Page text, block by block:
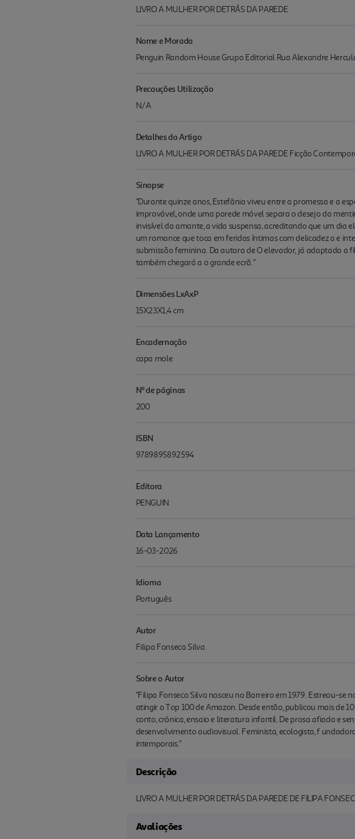
LIVRO A MULHER POR DETRÁS DA PAREDE
Nome e Morada
Penguin Random House Grupo Editorial Rua Alexandre
Precauções Utilização
N/A
Detalhes do Artigo
LIVRO A MULHER POR DETRÁS DA PAREDE Ficção
Sinopse
"Durante quinze anos, Estefânia viveu entre a promessa e a
improvável, onde uma parede móvel separa o desejo da
invisível da amante, a vida suspensa, acreditando que um dia
um romance que toca em feridas íntimas com delicadez a e
submissão feminina. Da autora de O elevador, já adaptado a
também chegará a o grande ecrã."
Dimensões LxAxP
15X23X1,4 cm
Encadernação
capa mole
Nº de páginas
200
ISBN
9789895892594
Editora
PENGUIN
Data Lançamento
16-03-2026
Idioma
Português
Autor
Filipa Fonseca Silva
Sobre o Autor
"Filipa Fonseca Silva nasceu no Barreiro em 1979. Estreou-
atingir o Top 100 de Amazon. Desde então, publicou mais de
conto, crónica, ensaio e literatura infantil. De prosa afiada e
desenvolvimento audiovisual. Feminista, ecologista, f
intemporais."
Descrição
LIVRO A MULHER POR DETRÁS DA PAREDE DE FILIPA
Avaliações